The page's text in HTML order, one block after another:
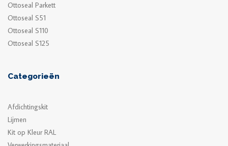
Ottoseal Parkett
Ottoseal S51
Ottoseal S110
Ottoseal S125
Categorieën
Afdichtingskit
Lijmen
Kit op Kleur RAL